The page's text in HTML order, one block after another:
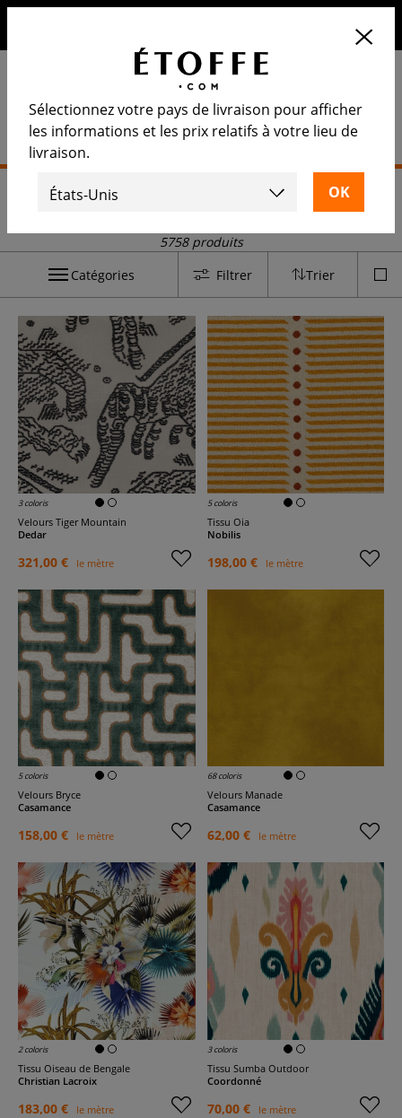
5758 produits
Catégories
Filtrer Trier
3 coloris
Velours Tiger Mountain
Dedar
321,00 € le mètre
5 coloris
Tissu Oia
Nobilis
198,00 € le mètre
5 coloris
Velours Bryce
Casamance
158,00 € le mètre
68 coloris
Velours Manade
Casamance
62,00 € le mètre
2 coloris
Tissu Oiseau de Bengale
Christian Lacroix
183,00 € le mètre
3 coloris
Tissu Sumba Outdoor
Coordonné
70,00 € le mètre
Sélectionnez votre pays de livraison pour afficher
les informations et les prix relatifs à votre lieu de
livraison.